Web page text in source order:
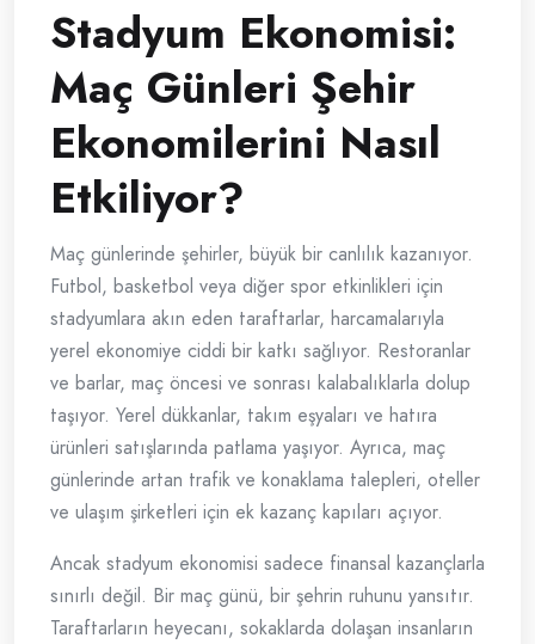
Stadyum Ekonomisi:
Maç Günleri Şehir
Ekonomilerini Nasıl
Etkiliyor?
Maç günlerinde şehirler, büyük bir canlılık kazanıyor.
Futbol, basketbol veya diğer spor etkinlikleri için
stadyumlara akın eden taraftarlar, harcamalarıyla
yerel ekonomiye ciddi bir katkı sağlıyor. Restoranlar
ve barlar, maç öncesi ve sonrası kalabalıklarla dolup
taşıyor. Yerel dükkanlar, takım eşyaları ve hatıra
ürünleri satışlarında patlama yaşıyor. Ayrıca, maç
günlerinde artan trafik ve konaklama talepleri, oteller
ve ulaşım şirketleri için ek kazanç kapıları açıyor.
Ancak stadyum ekonomisi sadece finansal kazançlarla
sınırlı değil. Bir maç günü, bir şehrin ruhunu yansıtır.
Taraftarların heyecanı, sokaklarda dolaşan insanların